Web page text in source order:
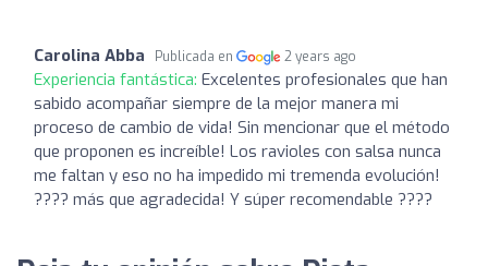
Carolina Abba Publicada en 2 years ago
Experiencia fantástica: Excelentes profesionales que han
sabido acompañar siempre de la mejor manera mi
proceso de cambio de vida! Sin mencionar que el método
que proponen es increíble! Los ravioles con salsa nunca
me faltan y eso no ha impedido mi tremenda evolución!
???? más que agradecida! Y súper recomendable ????